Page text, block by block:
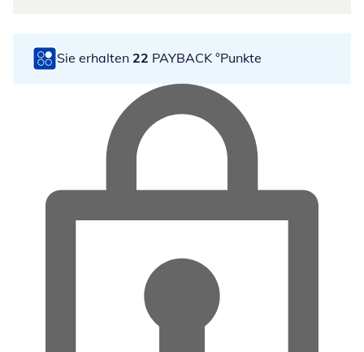
Sie erhalten 22 PAYBACK °Punkte